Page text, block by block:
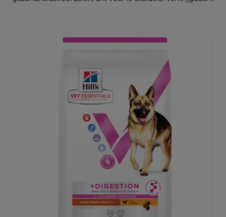
unieke darmmicrobioom van huisdieren voedt, voor een
beste ondersteuning voor nu en de toekomst.